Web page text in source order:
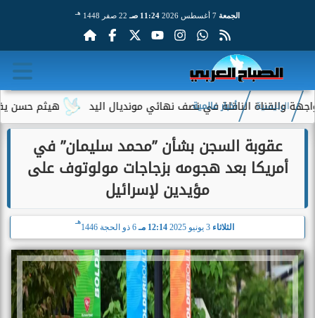
الجمعة 11:24 صـ 22 صفر 1448 هـ
هيثم حسن يقترب من الناقلة في نصف نهائي مونديال اليد
الرئيسية أخبار عالمية
عقوبة السجن بشأن ”محمد سليمان” في
أمريكا بعد هجومه بزجاجات مولوتوف على
مؤيدين لإسرائيل
الثلاثاء 12:14 مـ 6 ذو الحجة 1446
هـ